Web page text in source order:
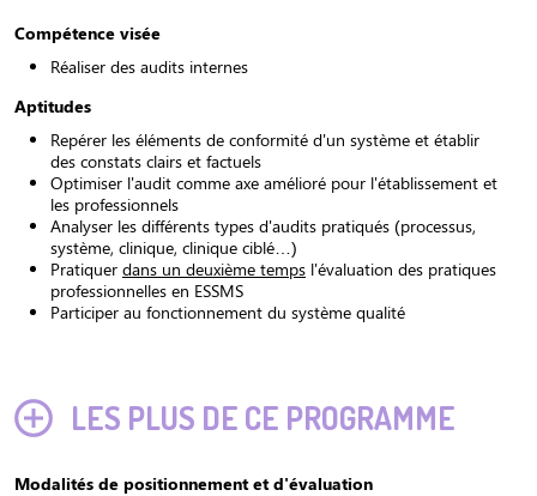
Compétence visée
Réaliser des audits internes
Aptitudes
Repérer les éléments de conformité d'un système et établir
des constats clairs et factuels
Optimiser l'audit comme axe amélioré pour l'établissement et
les professionnels
Analyser les différents types d'audits pratiqués (processus,
système, clinique, clinique ciblé…)
Pratiquer dans un deuxième temps l'évaluation des pratiques
professionnelles en ESSMS
Participer au fonctionnement du système qualité
LES PLUS DE CE PROGRAMME
Modalités de positionnement et d'évaluation